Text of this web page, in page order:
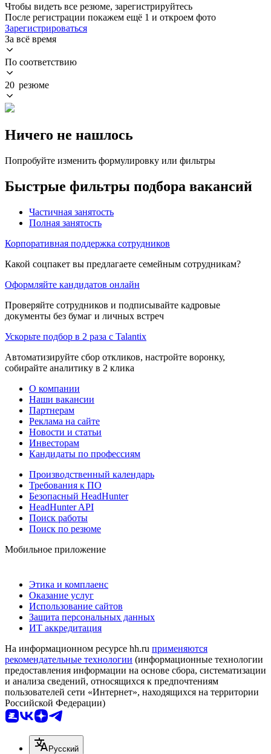
Чтобы видеть все резюме, зарегистрируйтесь
После регистрации покажем ещё 1 и откроем фото
Зарегистрироваться
За всё время
По соответствию
20 резюме
Ничего не нашлось
Попробуйте изменить формулировку или фильтры
Быстрые фильтры подбора вакансий
Частичная занятость
Полная занятость
Корпоративная поддержка сотрудников
Какой соцпакет вы предлагаете семейным сотрудникам?
Оформляйте кандидатов онлайн
Проверяйте сотрудников и подписывайте кадровые
документы без бумаг и личных встреч
Ускорьте подбор в 2 раза с Talantix
Автоматизируйте сбор откликов, настройте воронку,
собирайте аналитику в 2 клика
О компании
Наши вакансии
Партнерам
Реклама на сайте
Новости и статьи
Инвесторам
Кандидаты по профессиям
Производственный календарь
Требования к ПО
Безопасный HeadHunter
HeadHunter API
Поиск работы
Поиск по резюме
Мобильное приложение
Этика и комплаенс
Оказание услуг
Использование сайтов
Защита персональных данных
ИТ аккредитация
На информационном ресурсе hh.ru применяются
рекомендательные технологии (информационные технологии
предоставления информации на основе сбора, систематизации
и анализа сведений, относящихся к предпочтениям
пользователей сети «Интернет», находящихся на территории
Российской Федерации)
Русский